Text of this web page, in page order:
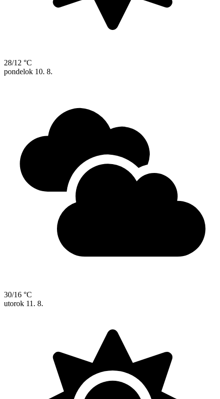
28/12 °C
pondelok 10. 8.
30/16 °C
utorok 11. 8.